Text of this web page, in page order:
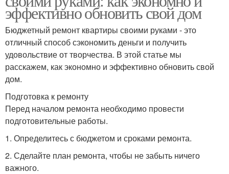
эффективно обновить свой дом
Бюджетный ремонт квартиры своими руками - это
отличный способ сэкономить деньги и получить
удовольствие от творчества. В этой статье мы
расскажем, как экономно и эффективно обновить свой
дом.
Подготовка к ремонту
Перед началом ремонта необходимо провести
подготовительные работы.
1. Определитесь с бюджетом и сроками ремонта.
2. Сделайте план ремонта, чтобы не забыть ничего
важного.